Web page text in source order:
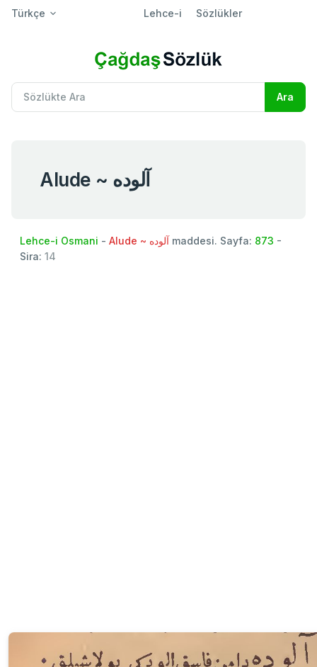
Türkçe Lehce-i Sözlükler
Alude ~ آلوده
Lehce-i Osmani - Alude ~ آلوده maddesi. Sayfa: 873 -
Sira: 14